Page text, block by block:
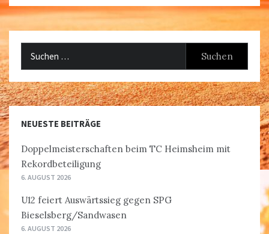
NEUESTE BEITRÄGE
Doppelmeisterschaften beim TC Heimsheim mit
Rekordbeteiligung
6. AUGUST 2026
U12 feiert Auswärtssieg gegen SPG
Bieselsberg/Sandwasen
6. AUGUST 2026